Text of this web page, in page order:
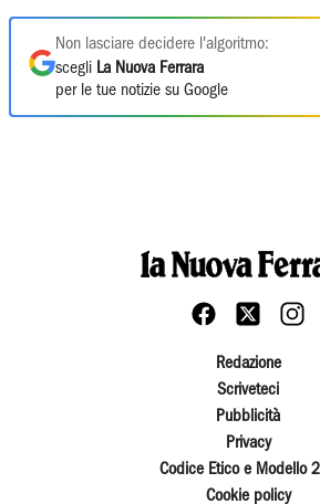
Non lasciare decidere l'algoritmo:
scegli La Nuova Ferrara
per le tue notizie su Google
Redazione
Scriveteci
Pubblicità
Privacy
Codice Etico e Modello
Cookie policy